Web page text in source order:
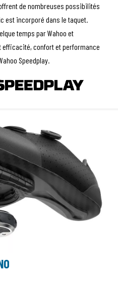
de nombreuses possibilités
est incorporé dans le taquet.
temps par Wahoo et
confort et performance
Speedplay.